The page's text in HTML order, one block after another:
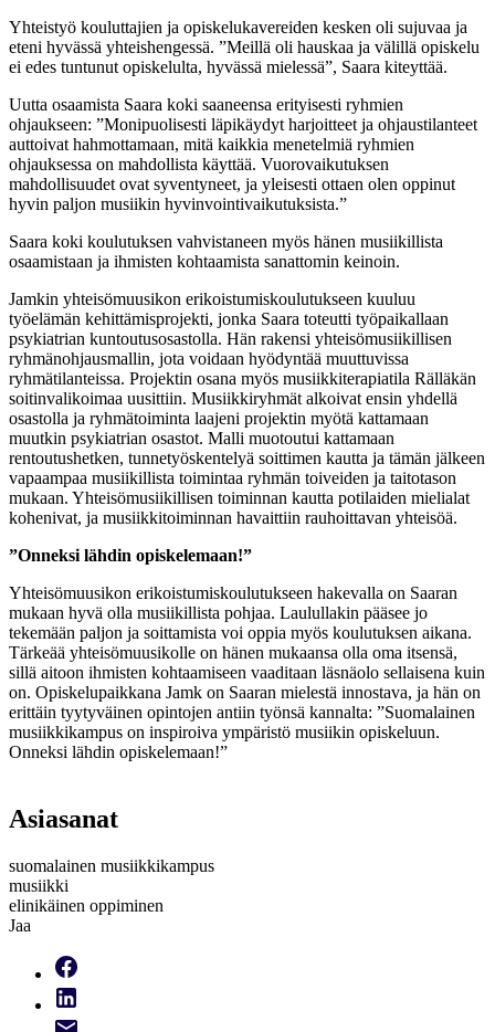
Yhteistyö kouluttajien ja opiskelukavereiden kesken oli sujuvaa ja
eteni hyvässä yhteishengessä. ”Meillä oli hauskaa ja välillä opiskelu
ei edes tuntunut opiskelulta, hyvässä mielessä”, Saara kiteyttää.
Uutta osaamista Saara koki saaneensa erityisesti ryhmien
ohjaukseen: ”Monipuolisesti läpikäydyt harjoitteet ja ohjaustilanteet
auttoivat hahmottamaan, mitä kaikkia menetelmiä ryhmien
ohjauksessa on mahdollista käyttää. Vuorovaikutuksen
mahdollisuudet ovat syventyneet, ja yleisesti ottaen olen oppinut
hyvin paljon musiikin hyvinvointivaikutuksista.”
Saara koki koulutuksen vahvistaneen myös hänen musiikillista
osaamistaan ja ihmisten kohtaamista sanattomin keinoin.
Jamkin yhteisömuusikon erikoistumiskoulutukseen kuuluu
työelämän kehittämisprojekti, jonka Saara toteutti työpaikallaan
psykiatrian kuntoutusosastolla. Hän rakensi yhteisömusiikillisen
ryhmänohjausmallin, jota voidaan hyödyntää muuttuvissa
ryhmätilanteissa. Projektin osana myös musiikkiterapiatila Rälläkän
soitinvalikoimaa uusittiin. Musiikkiryhmät alkoivat ensin yhdellä
osastolla ja ryhmätoiminta laajeni projektin myötä kattamaan
muutkin psykiatrian osastot. Malli muotoutui kattamaan
rentoutushetken, tunnetyöskentelyä soittimen kautta ja tämän jälkeen
vapaampaa musiikillista toimintaa ryhmän toiveiden ja taitotason
mukaan. Yhteisömusiikillisen toiminnan kautta potilaiden mielialat
kohenivat, ja musiikkitoiminnan havaittiin rauhoittavan yhteisöä.
”Onneksi lähdin opiskelemaan!”
Yhteisömuusikon erikoistumiskoulutukseen hakevalla on Saaran
mukaan hyvä olla musiikillista pohjaa. Laulullakin pääsee jo
tekemään paljon ja soittamista voi oppia myös koulutuksen aikana.
Tärkeää yhteisömuusikolle on hänen mukaansa olla oma itsensä,
sillä aitoon ihmisten kohtaamiseen vaaditaan läsnäolo sellaisena kuin
on. Opiskelupaikkana Jamk on Saaran mielestä innostava, ja hän on
erittäin tyytyväinen opintojen antiin työnsä kannalta: ”Suomalainen
musiikkikampus on inspiroiva ympäristö musiikin opiskeluun.
Onneksi lähdin opiskelemaan!”
Asiasanat
suomalainen musiikkikampus
musiikki
elinikäinen oppiminen
Jaa